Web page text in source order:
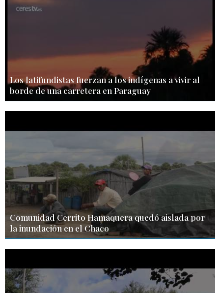
Los latifundistas fuerzan a los indígenas a vivir al
borde de una carretera en Paraguay
Comunidad Cerrito Hamaquera quedó aislada por
la inundación en el Chaco